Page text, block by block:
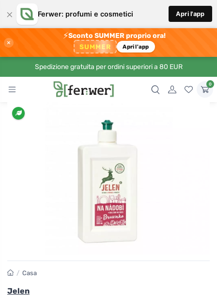
× Ferwer: profumi e cosmetici Apri l'app
×
⚡Sconto SUMMER proprio ora!
SUMMER Apri l'app
Spedizione gratuita per ordini superiori a 80 EUR
0
/ Casa
Jelen